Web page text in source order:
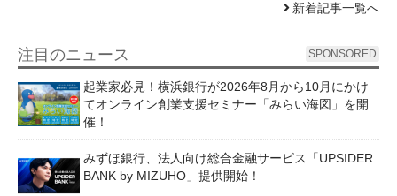
新着記事一覧へ
注目のニュース SPONSORED
起業家必見！横浜銀行が2026年8月から10月にかけ
てオンライン創業支援セミナー「みらい海図」を開
催！
みずほ銀行、法人向け総合金融サービス「UPSIDER
BANK by MIZUHO」提供開始！